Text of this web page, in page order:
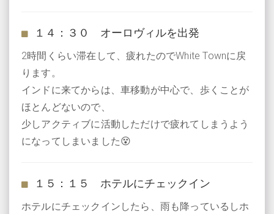
１４：３０ オーロヴィルを出発
2時間くらい滞在して、疲れたのでWhite Townに戻
ります。
インドに来てからは、車移動が中心で、歩くことが
ほとんどないので、
少しアクティブに活動しただけで疲れてしまうよう
になってしまいました😵
１５：１５ ホテルにチェックイン
ホテルにチェックインしたら、雨も降っているしホ